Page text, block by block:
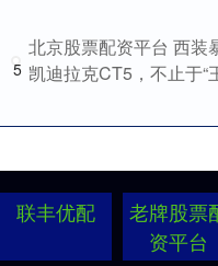
5
北京股票配资平台 西装
凯迪拉克CT5，不止于“
联丰优配
老牌股票
资平台